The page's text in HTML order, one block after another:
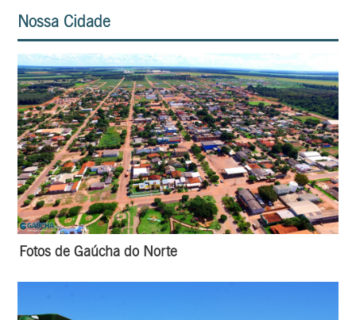
Nossa Cidade
Fotos de Gaúcha do Norte